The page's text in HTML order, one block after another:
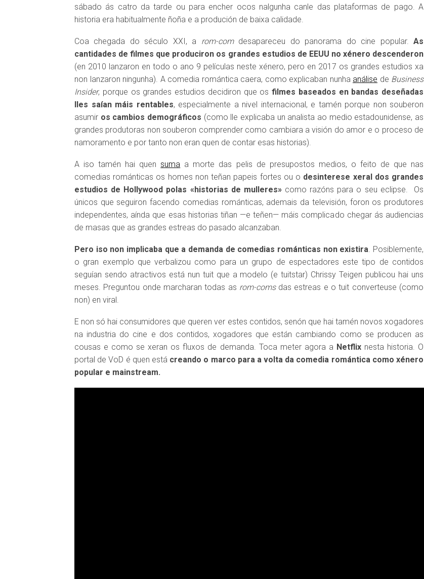
sábado ás catro da tarde ou para encher ocos nalgunha canle das plataformas de pago. A
historia era habitualmente ñoña e a produción de baixa calidade.
Coa chegada do século XXI, a rom-comdesapareceu do panorama do cine popular.As
cantidades de filmes que produciron os grandes estudios de EEUU no xénero descenderon
(en 2010 lanzaron en todo o ano 9 películas neste xénero, pero en 2017 os grandes estudios xa
non lanzaron ningunha). A comedia romántica caera, como explicaban nunha análise de Business
Insider, porque os grandes estudios decidiron que os filmes baseados en bandas deseñadas
lles saían máis rentables, especialmente a nivel internacional, e tamén porque non souberon
asumir os cambios demográficos (como lle explicaba un analista ao medio estadounidense, as
grandes produtoras non souberon comprender como cambiara a visión do amor e o proceso de
namoramento e por tanto non eran quen de contar esas historias).
A iso tamén hai quen suma a morte das pelis de presupostos medios, o feito de que nas
comedias románticas os homes non teñan papeis fortes ou o desinterese xeral dos grandes
estudios de Hollywood polas «historias de mulleres»como razóns para o seu eclipse. Os
únicos que seguiron facendo comedias románticas, ademais da televisión, foron os produtores
independentes, aínda que esas historias tiñan —e teñen— máis complicado chegar ás audiencias
de masas que as grandes estreas do pasado alcanzaban.
Pero iso non implicaba que a demanda de comedias románticas non existira. Posiblemente,
o gran exemplo que verbalizou como para un grupo de espectadores este tipo de contidos
seguían sendo atractivos está nun tuit que a modelo (e tuitstar) Chrissy Teigen publicou hai uns
meses. Preguntou onde marcharan todas as rom-comsdas estreas e o tuit converteuse (como
non) en viral.
E non só hai consumidores que queren ver estes contidos, senón que hai tamén novos xogadores
na industria do cine e dos contidos, xogadores que están cambiando como se producen as
cousas e como se xeran os fluxos de demanda. Toca meter agora a Netflixnesta historia. O
portal de VoD é quen está creando o marco para a volta da comedia romántica como xénero
popular e mainstream.